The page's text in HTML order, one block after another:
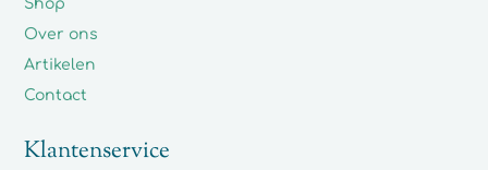
Shop
Over ons
Artikelen
Contact
Klantenservice